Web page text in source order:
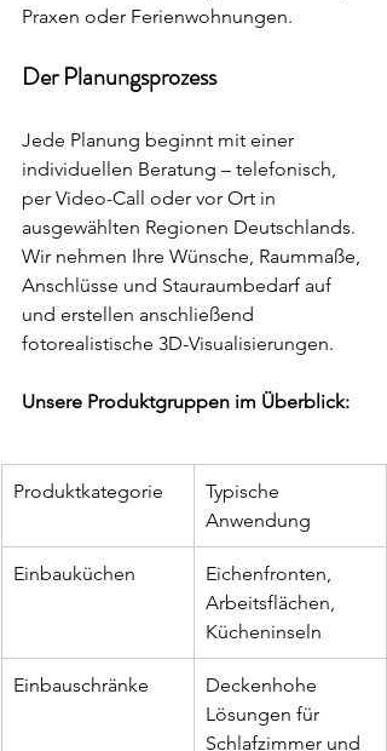
Praxen oder Ferienwohnungen.
Der Planungsprozess
Jede Planung beginnt mit einer
individuellen Beratung – telefonisch,
per Video-Call oder vor Ort in
ausgewählten Regionen Deutschlands.
Wir nehmen Ihre Wünsche, Raummaße,
Anschlüsse und Stauraumbedarf auf
und erstellen anschließend
fotorealistische 3D-Visualisierungen.
Unsere Produktgruppen im Überblick:
Produktkategorie
Typische
Anwendung
Einbauküchen
Eichenfronten,
Arbeitsflächen,
Kücheninseln
Einbauschränke
Deckenhohe
Lösungen für
Schlafzimmer und